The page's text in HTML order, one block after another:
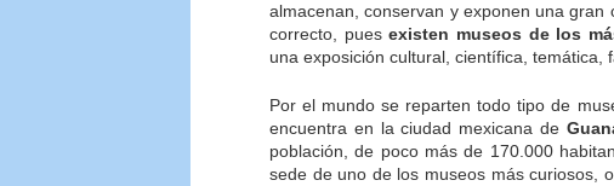
almacenan, conservan y exponen una
correcto, puesexisten museos de los
una exposición cultural, científica, temática,
Por el mundo se reparten todo tipo de
encuentra en la ciudad mexicana de
población, de poco más de 170.000
sede de uno de los museos más curiosos,